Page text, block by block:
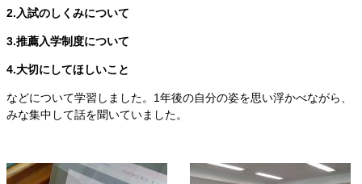
2.入試のしくみについて
3.推薦入学制度について
4.大切にしてほしいこと
などについて学習しました。1年後の自分の姿を思い浮かべながら、
みな集中して話を聞いていました。